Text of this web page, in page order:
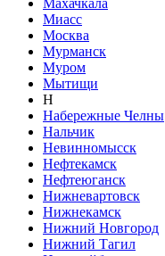
Махачкала
Миасс
Москва
Мурманск
Муром
Мытищи
Н
Набережные Челны
Нальчик
Невинномысск
Нефтекамск
Нефтеюганск
Нижневартовск
Нижнекамск
Нижний Новгород
Нижний Тагил